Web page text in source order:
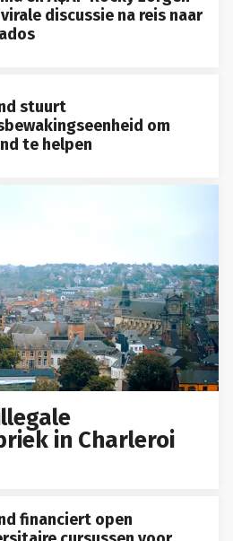
discussie na reis naar
stuurt
om
te helpen
in Charleroi
financiert open